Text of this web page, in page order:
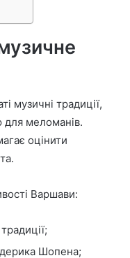
музичні традиції,
меломанів.
оцінити
Варшави:
Шопена;